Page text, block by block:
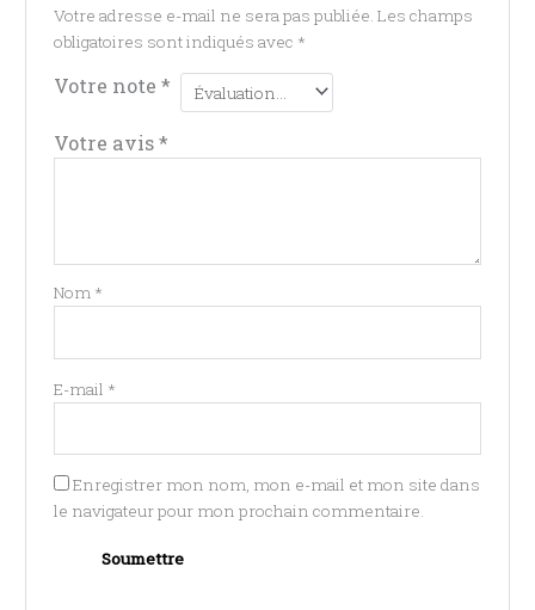
Votre adresse e-mail ne sera pas publiée. Les champs
obligatoires sont indiqués avec *
Votre note *
Votre avis*
Nom *
E-mail *
Enregistrer mon nom, mon e-mail et mon site dans
le navigateur pour mon prochain commentaire.